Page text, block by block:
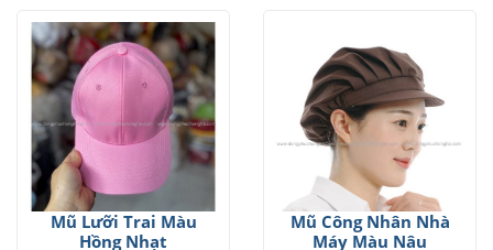
Mũ Lưỡi Trai Màu
Hồng Nhạt
Mũ Công Nhân Nhà
Máy Màu Nâu